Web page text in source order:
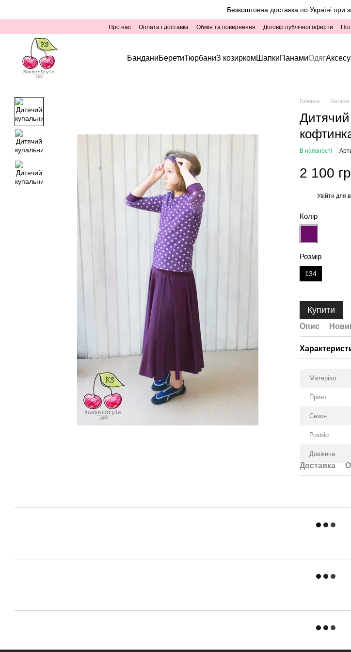
Безкоштовна доставка по Україні при
Про нас Оплата і доставка Обмін та повернення Договір публічної оферти
БанданиБеретиТюрбаниЗ козирком ШапкиПанамиОдяг
Головна Каталог
Дитячий
В наявності
2 100
Увійти для
Колір
Розмір
134
Купити
Опис
Матеріал
Принт
Сезон
Розмір
Довжина
Доставка